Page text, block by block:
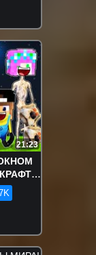
21:23
!